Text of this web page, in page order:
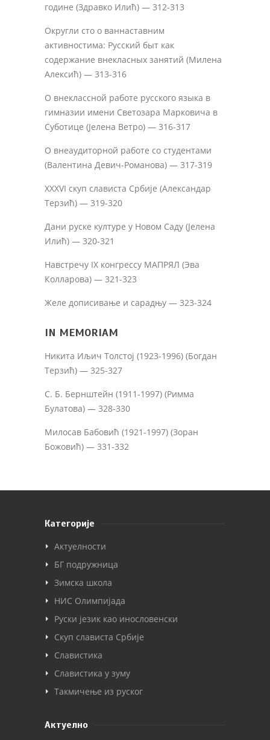
године (Здравко Илић) — 312-313
Округли сто о ваннаставним
активностима: Русский быт как
содержание внекласных занятий (Милена
Алексић) — 313-316
О внеклассной работе русского языка в
гимназии имени Светозара Марковича в
Суботице (Јелена Ветро) — 316-317
О внеаудиторной работе со студентами
(Валентина Девич-Романова) — 317-319
XXXVI скуп слависта Србије (Александар
Терзић) — 319-320
Дани руске културе у Новом Саду (Јелена
Илић) — 320-321
Навстречу IX конгрессу МАПРЯЛ (Эва
Колларова) — 321-323
Желе дописивање и сарадњу — 323-324
IN MEMORIAM
Никита Иљич Толстој (1923-1996) (Богдан
Терзић) — 325-327
С. Б. Бернштейн (1911-1997) (Римма
Булатова) — 328-330
Милосав Бабовић (1921-1997) (Зоран
Божовић) — 331-332
Категорије
Актуелности
БГ подружница
Зимска школа
НИС Олимпијада
Руски језик као инословенски
Скуп слависта Србије
Славистика
Славистика у зуму
Такмичење из руског
Актуелно